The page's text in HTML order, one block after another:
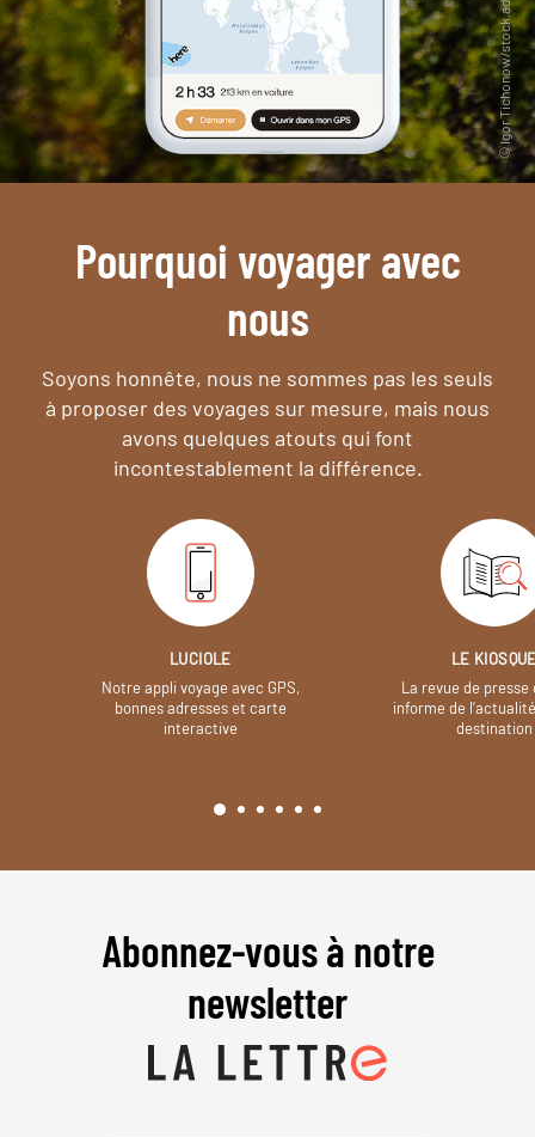
Pourquoi voyager avec
nous
Soyons honnête, nous ne sommes pas les seuls
à proposer des voyages sur mesure, mais nous
avons quelques atouts qui font
incontestablement la différence.
LUCIOLE
Notre appli voyage avec GPS,
bonnes adresses et carte
interactive
LE
La revue de presse
informe de
destination
Abonnez-vous à notre
newsletter